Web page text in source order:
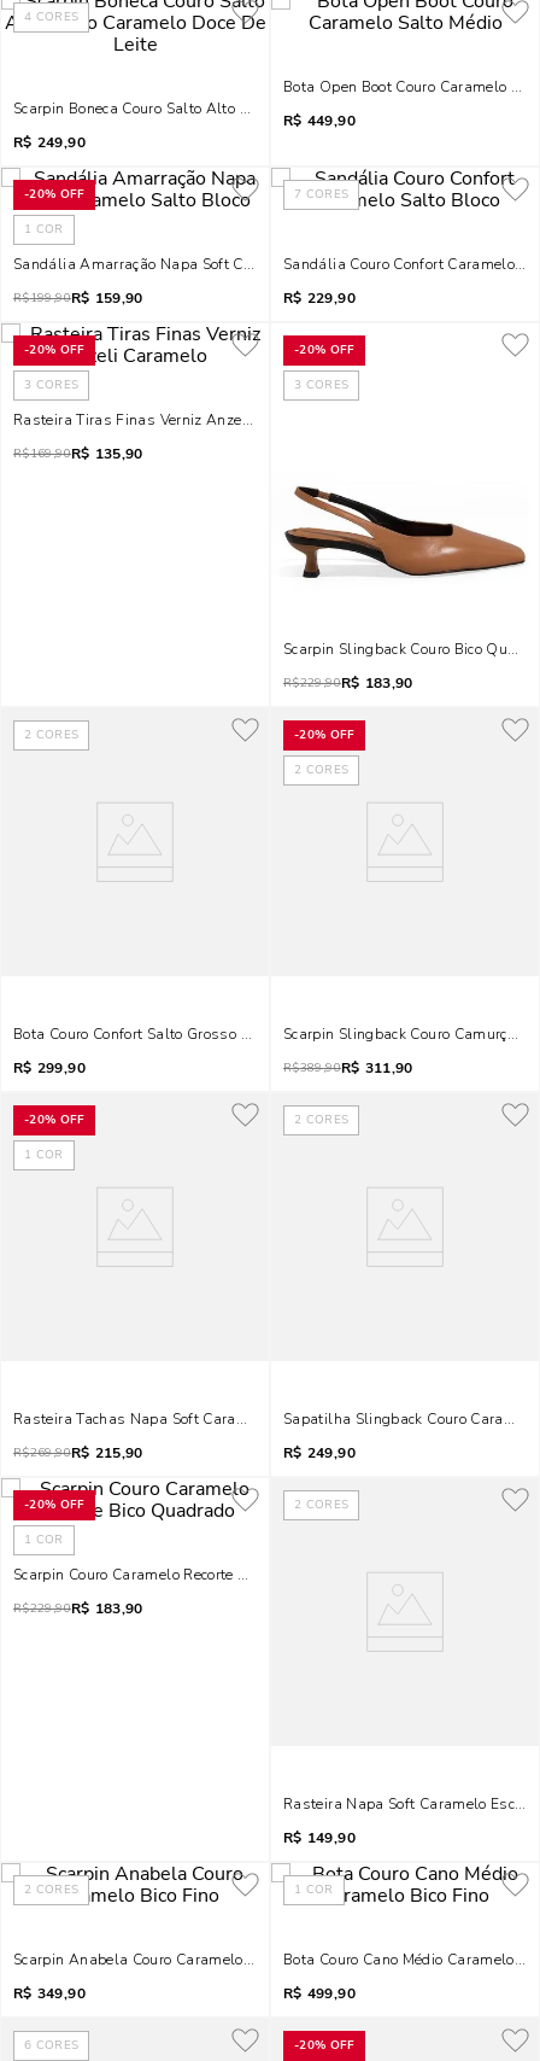
4 CORES
Scarpin Boneca Couro Salto Alto Bloco Caramelo Doce De Leite
R$ 249,90
Bota Open Boot Couro Caramelo
R$ 449,90
-20% OFF
1 COR
Sandália Amarração Napa Soft Caramelo Salto Bloco
R$199,90R$ 159,90
7 CORES
Sandália Couro Confort Caramelo
R$ 229,90
-20% OFF
3 CORES
Rasteira Tiras Finas Verniz Anzeli Caramelo
R$169,90R$ 135,90
-20% OFF
3 CORES
Scarpin Slingback Couro Bico
R$229,90R$ 183,90
2 CORES
Bota Couro Confort Salto Grosso Caramelo
R$ 299,90
-20% OFF
2 CORES
Scarpin Slingback Couro Camurça
R$389,90R$ 311,90
-20% OFF
1 COR
Rasteira Tachas Napa Soft Caramelo Bico Quadrado
R$269,90R$ 215,90
2 CORES
Sapatilha Slingback Couro Caramelo
R$ 249,90
-20% OFF
1 COR
Scarpin Couro Caramelo Recorte Bico Quadrado
R$229,90R$ 183,90
2 CORES
Rasteira Napa Soft Caramelo Escuro
R$ 149,90
2 CORES
Scarpin Anabela Couro Caramelo Bico Fino
R$ 349,90
1 COR
Bota Couro Cano Médio Caramelo
R$ 499,90
6 CORES -20% OFF